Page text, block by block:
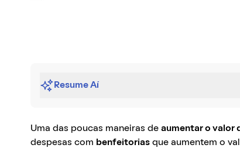
Resume Aí
Uma das poucas maneiras de aumentar o valor
despesas com benfeitorias que aumentem o